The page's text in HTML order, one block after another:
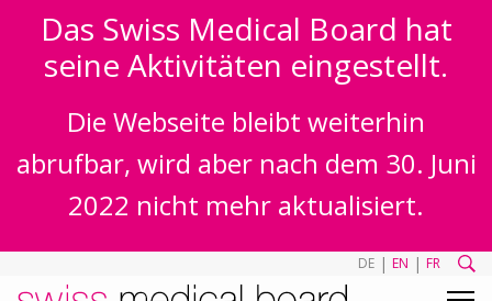
Das Swiss Medical Board hat
seine Aktivitäten eingestellt.
Die Webseite bleibt weiterhin
abrufbar, wird aber nach dem 30. Juni
2022 nicht mehr aktualisiert.
DE | EN | FR